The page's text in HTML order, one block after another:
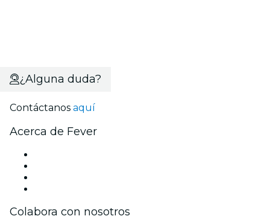
¿Alguna duda?
Contáctanos aquí
Acerca de Fever
Colabora con nosotros